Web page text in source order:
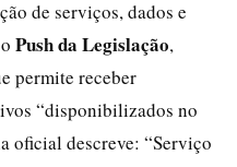
de serviços, dados e
Push da Legislação,
permite receber
“disponibilizados no
oficial descreve: “Serviço